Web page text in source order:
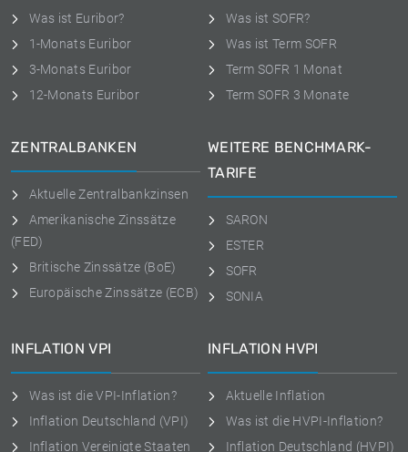
Was ist Euribor?
1-Monats Euribor
3-Monats Euribor
12-Monats Euribor
Was ist SOFR?
Was ist Term SOFR
Term SOFR 1 Monat
Term SOFR 3 Monate
ZENTRALBANKEN
Aktuelle Zentralbankzinsen
Amerikanische Zinssätze
(FED)
Britische Zinssätze (BoE)
Europäische Zinssätze (ECB)
WEITERE BENCHMARK-
TARIFE
SARON
ESTER
SOFR
SONIA
INFLATION VPI
Was ist die VPI-Inflation?
Inflation Deutschland (VPI)
Inflation Vereinigte Staaten
INFLATION HVPI
Aktuelle Inflation
Was ist die HVPI-Inflation?
Inflation Deutschland (HVPI)